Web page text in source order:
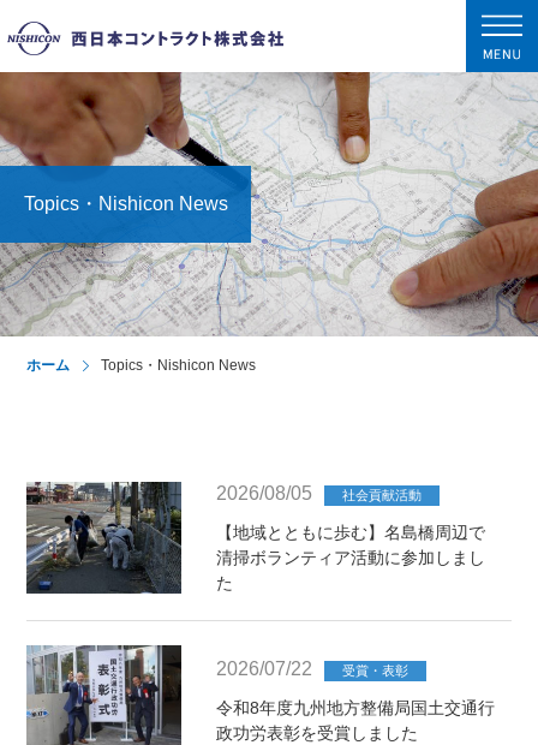
nav
Topics・Nishicon News
ホーム Topics・Nishicon News
2026/08/05 社会貢献活動
【地域とともに歩む】名島橋周辺で
清掃ボランティア活動に参加しまし
た
2026/07/22 受賞・表彰
令和8年度九州地方整備局国土交通行
政功労表彰を受賞しました